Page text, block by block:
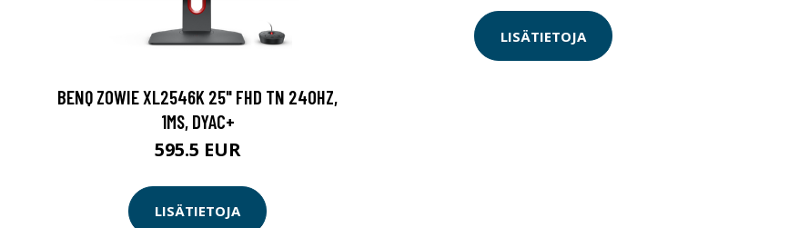
BENQ ZOWIE XL2546K 25" FHD TN 240HZ,
1MS, DYAC+
595.5 EUR
LISÄTIETOJA
LISÄTIETOJA